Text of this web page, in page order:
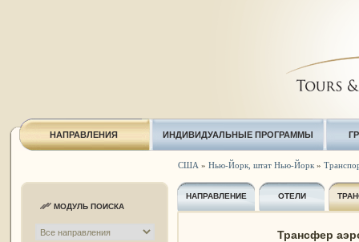
НАПРАВЛЕНИЯ ИНДИВИДУАЛЬНЫЕ ПРОГРАММЫ
МОДУЛЬ ПОИСКА
США » Нью-Йорк, штат Нью-Йорк»
НАПРАВЛЕНИЕ ОТЕЛИ
Трансфер